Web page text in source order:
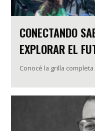
CONECTANDO
EXPLORAR EL
Conocé la grilla